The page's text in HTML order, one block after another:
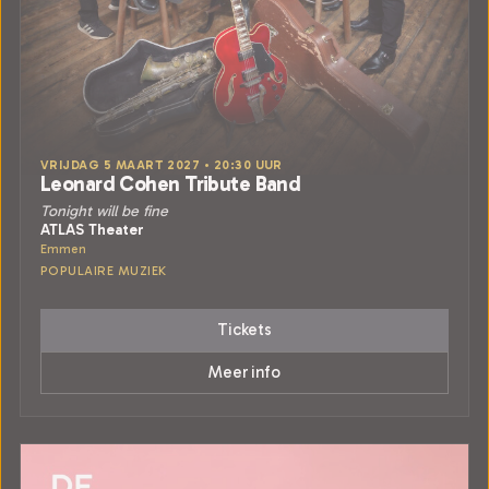
VRIJDAG 5 MAART 2027 • 20:30 UUR
Leonard Cohen Tribute Band
Tonight will be fine
ATLAS Theater
Emmen
POPULAIRE MUZIEK
Tickets
Meer info